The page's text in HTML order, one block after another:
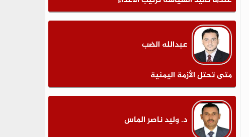
عبدالله الضب
متى تحتل الأزمة اليمنية
د. وليد ناصر الماس